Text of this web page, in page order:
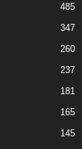
485
347
260
237
181
165
145